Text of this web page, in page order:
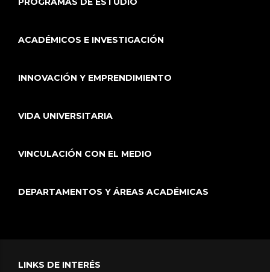
ACADÉMICOS E INVESTIGACIÓN
INNOVACIÓN Y EMPRENDIMIENTO
VIDA UNIVERSITARIA
VINCULACIÓN CON EL MEDIO
DEPARTAMENTOS Y ÁREAS ACADÉMICAS
LINKS DE INTERÉS